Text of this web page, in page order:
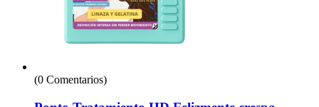
(0 Comentarios)